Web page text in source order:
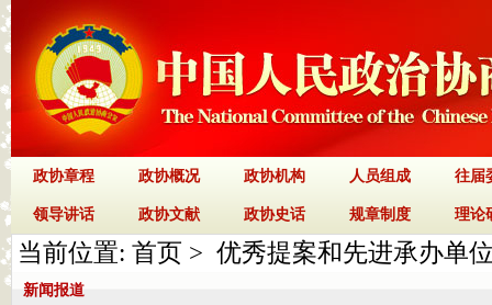
政协章程 政协概况 政协机构 人员组成 往届
领导讲话 政协文献 政协史话 规章制度 理论
当前位置: 首页 > 优秀提案和先进承办单
新闻报道